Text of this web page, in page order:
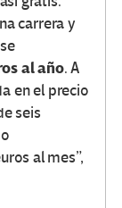
carrera y
al año. A
en el precio
seis
al mes”,